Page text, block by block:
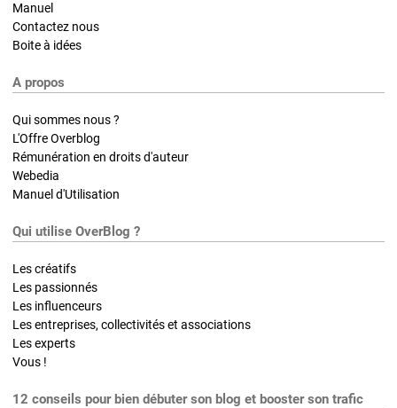
Manuel
Contactez nous
Boite à idées
A propos
Qui sommes nous ?
L'Offre Overblog
Rémunération en droits d'auteur
Webedia
Manuel d'Utilisation
Qui utilise OverBlog ?
Les créatifs
Les passionnés
Les influenceurs
Les entreprises, collectivités et associations
Les experts
Vous !
12 conseils pour bien débuter son blog et booster son trafic